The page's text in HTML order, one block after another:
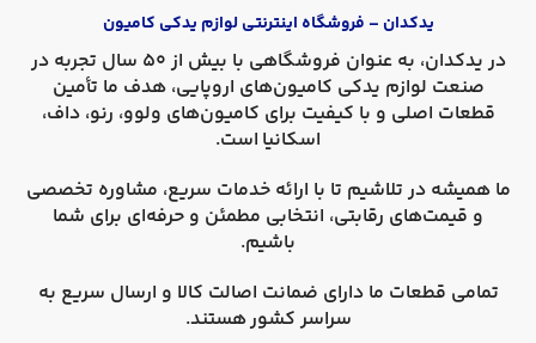
یدکدان – فروشگاه اینترنتی لوازم یدکی کامیون
در یدکدان
، به عنوان فروشگاهی با بیش از 50 سال تجربه در
صنعت لوازم یدکی کامیون‌های اروپایی، هدف ما تأمین
قطعات اصلی و با کیفیت برای کامیون‌های ولوو، رنو، داف،
اسکانیا است.
ما همیشه در تلاشیم تا با ارائه خدمات سریع، مشاوره تخصصی
و قیمت‌های رقابتی، انتخابی مطمئن و حرفه‌ای برای شما
باشیم.
تمامی قطعات ما دارای ضمانت اصالت کالا و ارسال سریع به
سراسر کشورهستند.